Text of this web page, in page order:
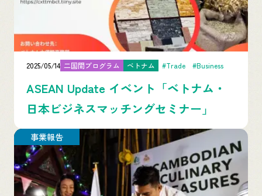
2025/05/14 二国間プログラム ベトナム #Trade #Business
ASEAN Update イベント「ベトナム・
日本ビジネスマッチングセミナー」
事業報告